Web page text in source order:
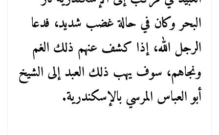
البحر وكان في حالة غضب شديد، فدعا
الرجل الله، إذا كشف عنهم ذلك الغم
ونجاهم، سوف يهب ذلك العبد إلى الشيخ
أبو العباس المرسي بالإسكندرية.